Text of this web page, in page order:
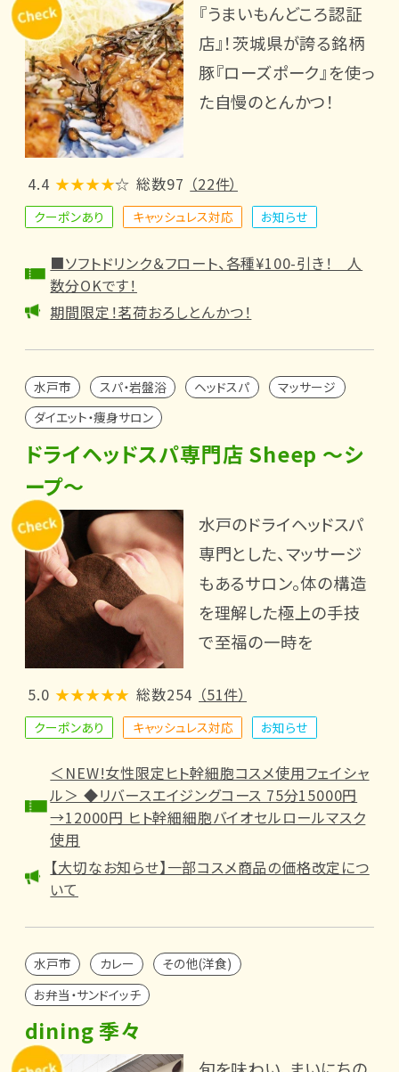
『うまいもんどころ認証
店』！茨城県が誇る銘柄
豚『ローズポーク』を使っ
た自慢のとんかつ！
4.4 ★★★★☆ 総数97 （22件）
クーポンあり キャッシュレス対応 お知らせ
■ソフトドリンク＆フロート、各種¥100-引き！ 人
数分OKです！
期間限定！茗荷おろしとんかつ！
水戸市 スパ・岩盤浴 ヘッドスパ
マッサージ
ダイエット・痩身サロン
ドライヘッドスパ専門店 Sheep ～シ
ープ～
水戸のドライヘッドスパ
専門とした、マッサージ
もあるサロン。体の構造
を理解した極上の手技
で至福の一時を
5.0 ★★★★★ 総数254 （51件）
クーポンあり キャッシュレス対応 お知らせ
＜NEW!女性限定ヒト幹細胞コスメ使用フェイシャ
ル＞ ◆リバースエイジングコース 75分15000円
→12000円 ヒト幹細細胞バイオセルロールマスク
使用
【大切なお知らせ】一部コスメ商品の価格改定につ
いて
水戸市 カレー
その他(洋食)
お弁当・サンドイッチ
dining 季々